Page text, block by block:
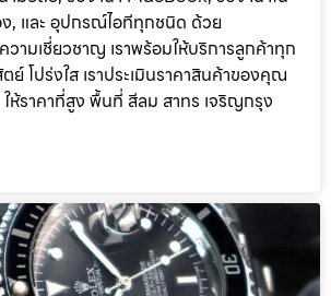
, และ อุปกรณ์ไอทีทุกชนิด ด้วย
ามเชี่ยวชาญ เราพร้อมให้บริการลูกค้าทุก
โปร่งใส เราประเมินราคาสินค้าของคุณ
ห้ราคาที่สูง พื้นที่ สีลม สาทร เจริญกรุง